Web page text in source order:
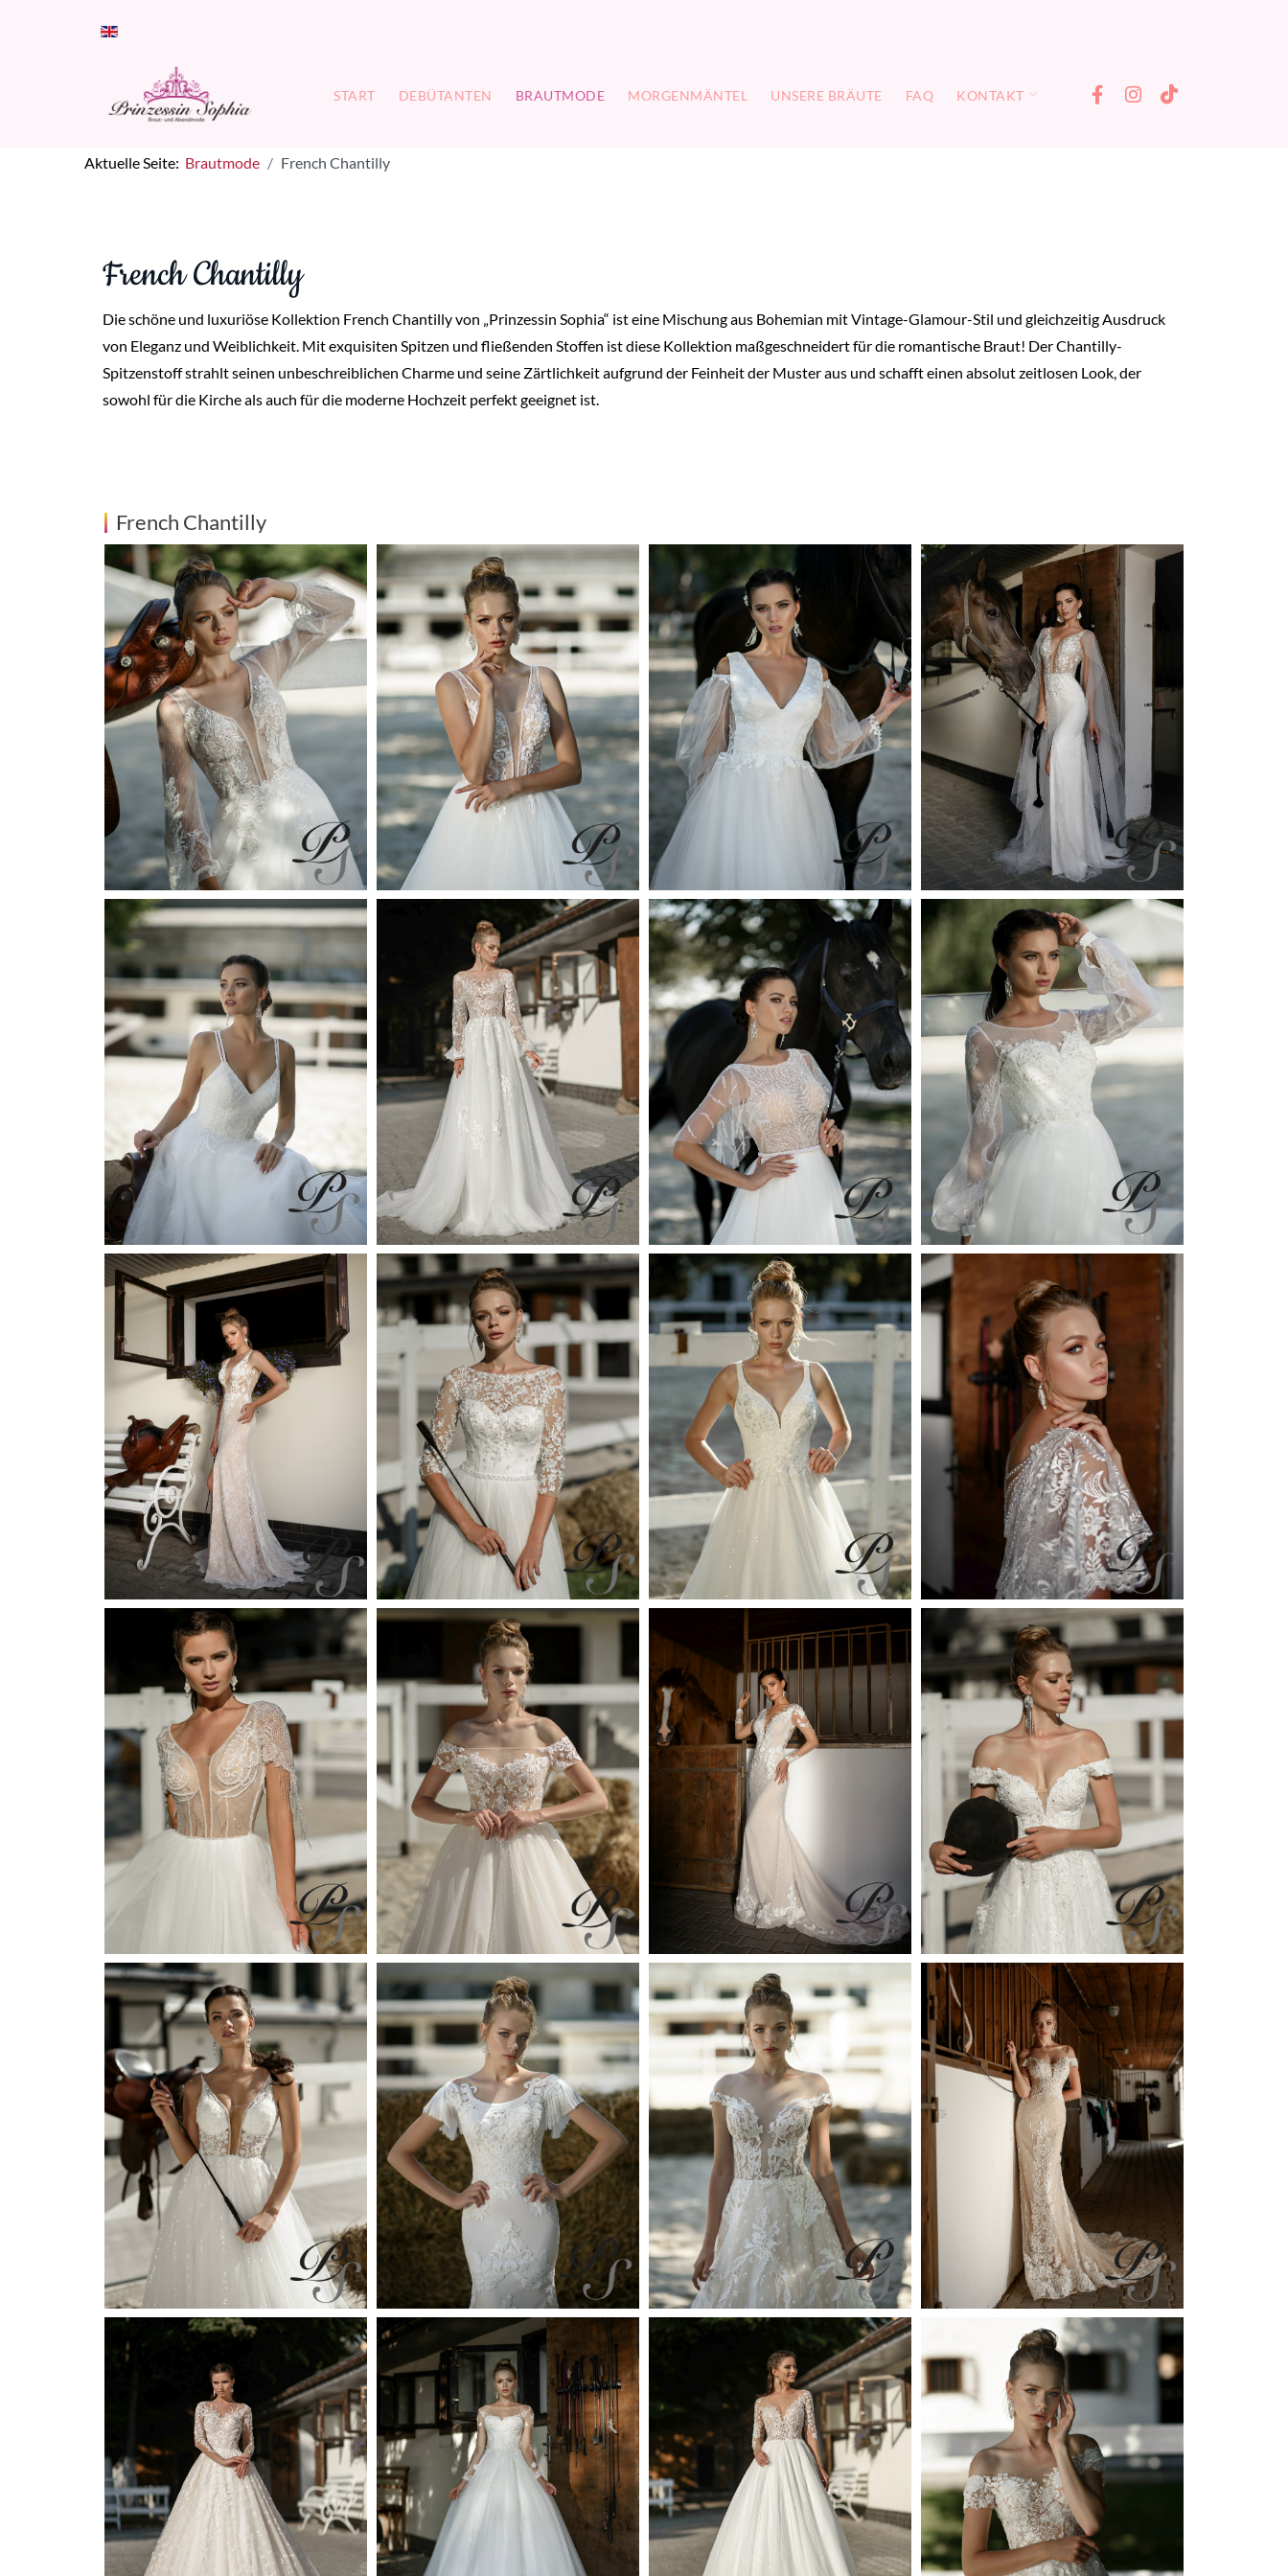
START DEBÜTANTEN BRAUTMODE MORGENMÄNTEL UNSERE BRÄUTE FAQ KONTAKT
Aktuelle Seite: Brautmode French Chantilly
French Chantilly
Die schöne und luxuriöse Kollektion French Chantilly von „Prinzessin Sophia“ ist eine Mischung aus Bohemian mit Vintage-Glamour-Stil und gleichzeitig Ausdruck
von Eleganz und Weiblichkeit. Mit exquisiten Spitzen und fließenden Stoffen ist diese Kollektion maßgeschneidert für die romantische Braut! Der Chantilly-
Spitzenstoff strahlt seinen unbeschreiblichen Charme und seine Zärtlichkeit aufgrund der Feinheit der Muster aus und schafft einen absolut zeitlosen Look, der
sowohl für die Kirche als auch für die moderne Hochzeit perfekt geeignet ist.
French Chantilly